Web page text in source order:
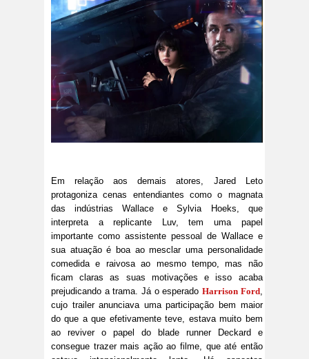
Em relação aos demais atores, Jared Leto
protagoniza cenas entendiantes como o magnata
das indústrias Wallace e Sylvia Hoeks, que
interpreta a replicante Luv, tem uma papel
importante como assistente pessoal de Wallace e
sua atuação é boa ao mesclar uma personalidade
comedida e raivosa ao mesmo tempo, mas não
ficam claras as suas motivações e isso acaba
prejudicando a trama. Já o esperadoHarrison Ford,
cujo trailer anunciava uma participação bem maior
do que a que efetivamente teve, estava muito bem
ao reviver o papel do blade runner Deckard e
consegue trazer mais ação ao filme, que até então